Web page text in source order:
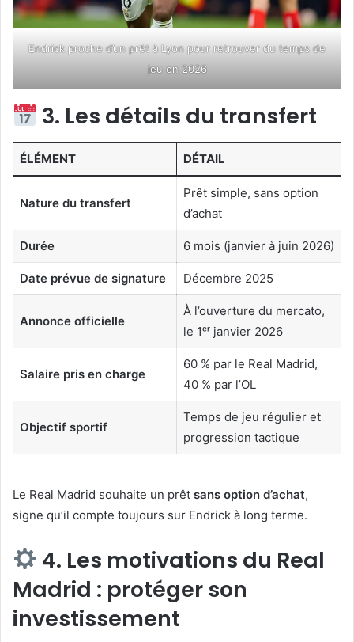
Endrick proche d’un prêt à Lyon pour retrouver du temps de
jeu en 2026
3. Les détails du transfert
ÉLÉMENT DÉTAIL
Nature du transfert
Prêt simple, sans option
d’achat
Durée 6 mois (janvier à juin 2026)
Date prévue de signature Décembre 2025
Annonce officielle
À l’ouverture du mercato,
le 1ᵉʳ janvier 2026
Salaire pris en charge
60 % par le Real Madrid,
40 % par l’OL
Objectif sportif
Temps de jeu régulier et
progression tactique
Le Real Madrid souhaite un prêt sans option d’achat,
signe qu’il compte toujours sur Endrick à long terme.
4. Les motivations du Real
Madrid : protéger son
investissement